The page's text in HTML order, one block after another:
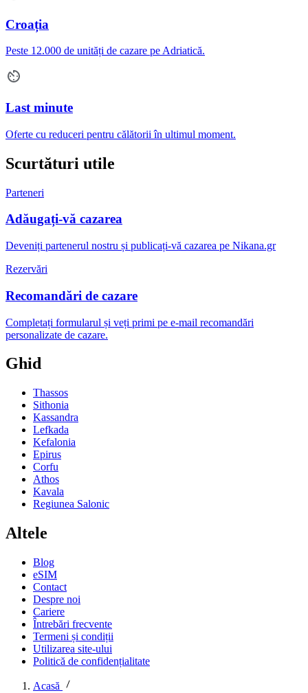
Croația
Peste 12.000 de unități de cazare pe Adriatică.
Last minute
Oferte cu reduceri pentru călătorii în ultimul moment.
Scurtături utile
Parteneri
Adăugați-vă cazarea
Deveniți partenerul nostru și publicați-vă cazarea pe Nikana.gr
Rezervări
Recomandări de cazare
Completați formularul și veți primi pe e-mail recomandări
personalizate de cazare.
Ghid
Thassos
Sithonia
Kassandra
Lefkada
Kefalonia
Epirus
Corfu
Athos
Kavala
Regiunea Salonic
Altele
Blog
eSIM
Contact
Despre noi
Cariere
Întrebări frecvente
Termeni și condiții
Utilizarea site-ului
Politică de confidențialitate
Acasă